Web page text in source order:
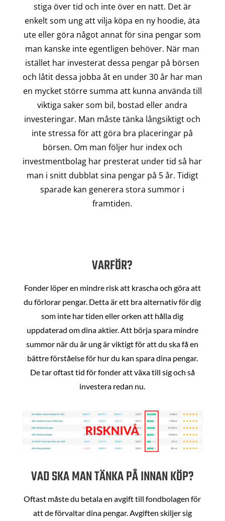
stiga över tid och inte över en natt. Det är
enkelt som ung att vilja köpa en ny hoodie, äta
ute eller göra något annat för sina pengar som
man kanske inte egentligen behöver. När man
istället har investerat dessa pengar på börsen
och låtit dessa jobba åt en under 30 år har man
en mycket större summa att kunna använda till
viktiga saker som bil, bostad eller andra
investeringar. Man måste tänka långsiktigt och
inte stressa för att göra bra placeringar på
börsen. Om man följer hur index och
investmentbolag har presterat under tid så har
man i snitt dubblat sina pengar på 5 år. Tidigt
sparade kan generera stora summor i
framtiden.
VARFÖR?
Fonder löper en mindre risk att krascha och göra att
du förlorar pengar. Detta är ett bra alternativ för dig
som inte har tiden eller orken att hålla dig
uppdaterad om dina aktier. Att börja spara mindre
summor när du är ung är viktigt för att du ska få en
bättre förståelse för hur du kan spara dina pengar.
De tar oftast tid för fonder att växa till sig och så
investera redan nu.
VAD SKA MAN TÄNKA PÅ INNAN KÖP?
Oftast måste du betala en avgift till fondbolagen för
att de förvaltar dina pengar. Avgiften skiljer sig